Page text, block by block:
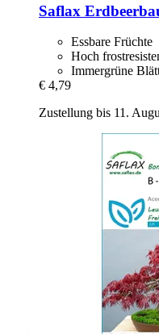
Saflax
Essbare Früchte
Hoch
Immergrüne
€ 4,79
Zustellung bis 11.